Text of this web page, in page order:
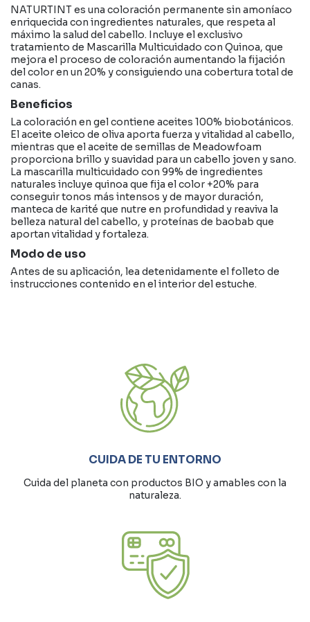
NATURTINT es una coloración permanente sin amoníaco
enriquecida con ingredientes naturales, que respeta al
máximo la salud del cabello. Incluye el exclusivo
tratamiento de Mascarilla Multicuidado con Quinoa, que
mejora el proceso de coloración aumentando la fijación
del color en un 20% y consiguiendo una cobertura total de
canas.
Beneficios
La coloración en gel contiene aceites 100% biobotánicos.
El aceite oleico de oliva aporta fuerza y vitalidad al cabello,
mientras que el aceite de semillas de Meadowfoam
proporciona brillo y suavidad para un cabello joven y sano.
La mascarilla multicuidado con 99% de ingredientes
naturales incluye quinoa que fija el color +20% para
conseguir tonos más intensos y de mayor duración,
manteca de karité que nutre en profundidad y reaviva la
belleza natural del cabello, y proteínas de baobab que
aportan vitalidad y fortaleza.
Modo de uso
Antes de su aplicación, lea detenidamente el folleto de
instrucciones contenido en el interior del estuche.
CUIDA DE TU ENTORNO
Cuida del planeta con productos BIO y amables con la
naturaleza.